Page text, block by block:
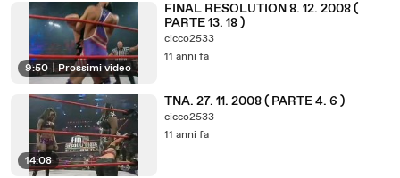
9:50 Prossimi video
FINAL RESOLUTION 8. 12. 2008 (
PARTE 13. 18 )
cicco2533
11 anni fa
14:08
TNA. 27. 11. 2008 ( PARTE 4. 6 )
cicco2533
11 anni fa